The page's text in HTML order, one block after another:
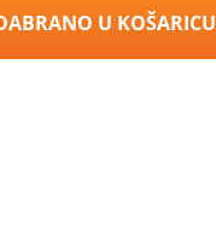
U KOŠARICU